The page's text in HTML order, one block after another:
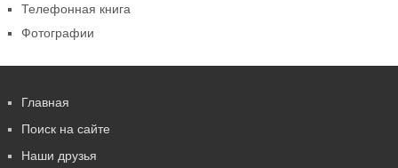
Телефонная книга
Фотографии
Главная
Поиск на сайте
Наши друзья